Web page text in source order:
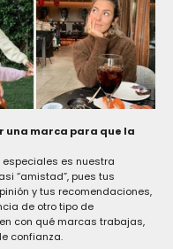
una marca para que la
es nuestra
“amistad”, pues tus
y tus recomendaciones,
de otro tipo de
con qué marcas trabajas,
confianza.